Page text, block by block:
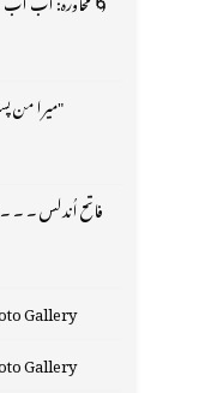
"میرا من
فاتح اُندلس ۔ ۔ ۔
Gallery
Gallery